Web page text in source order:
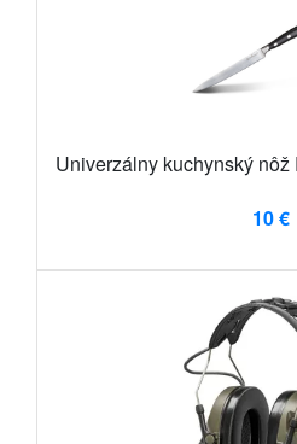
Univerzálny kuchynský
10 €